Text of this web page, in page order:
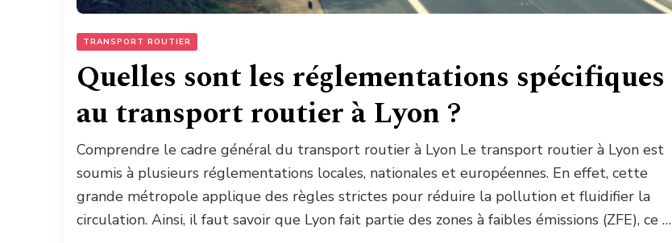
TRANSPORT ROUTIER
Quelles sont les réglementations spécifiques
au transport routier à Lyon ?
Comprendre le cadre général du transport routier à Lyon Le transport routier à Lyon est
soumis à plusieurs réglementations locales, nationales et européennes. En effet, cette
grande métropole applique des règles strictes pour réduire la pollution et fluidifier la
circulation. Ainsi, il faut savoir que Lyon fait partie des zones à faibles émissions (ZFE), ce …